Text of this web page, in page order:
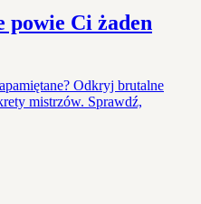
powie Ci żaden
Odkryj brutalne
mistrzów. Sprawdź,